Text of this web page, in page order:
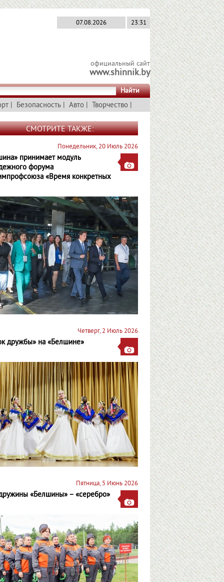
23:31
07.08.2026
официальный сайт
www.shinnik.by
Найти
| Безопасность | Авто | Творчество |
СМОТРИТЕ ТАКЖЕ:
Понедельник, 20 Июль 2026
принимает модуль
форума
«Время конкретных
Четверг, 2 Июль 2026
дружбы» на «Белшине»
Пятница, 5 Июнь 2026
«Белшины» – «серебро»